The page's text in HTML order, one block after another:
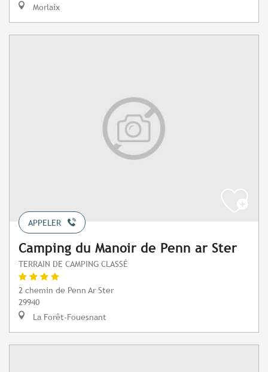
Morlaix
APPELER
Camping du Manoir de Penn ar Ster
TERRAIN DE CAMPING CLASSÉ
2 chemin de Penn Ar Ster
29940
La Forêt-Fouesnant